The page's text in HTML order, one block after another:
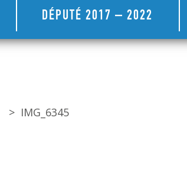
DÉPUTÉ 2017 – 2022
> IMG_6345